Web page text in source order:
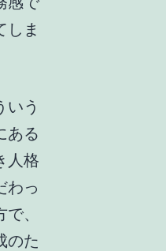
しま
いう
ある
人格
わっ
、
のた